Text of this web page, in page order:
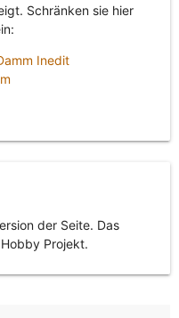
Schränken sie hier
Inedit
der Seite. Das
Projekt.